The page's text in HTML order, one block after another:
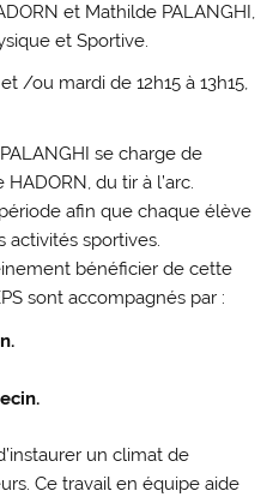
et Mathilde PALANGHI,
et Sportive.
/ou mardi de 12h15 à 13h15,
se charge de
du tir à l’arc.
période afin que chaque élève
activités sportives.
bénéficier de cette
sont accompagnés par :
un climat de
Ce travail en équipe aide